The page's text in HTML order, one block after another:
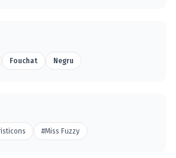
Fouchat Negru
#Miss Fuzzy